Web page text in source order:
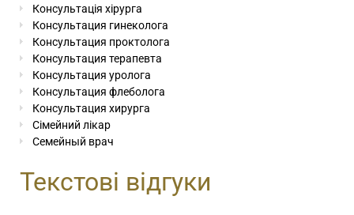
Консультація хірурга
Консультация гинеколога
Консультация проктолога
Консультация терапевта
Консультация уролога
Консультация флеболога
Консультация хирурга
Сімейний лікар
Семейный врач
Текстові відгуки